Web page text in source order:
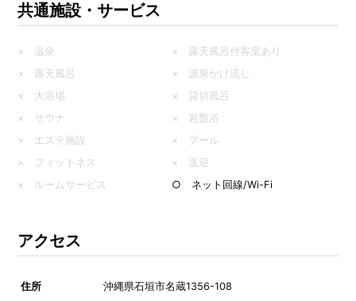
共通施設・サービス
× 温泉
× 露天風呂付客室あり
× 露天風呂
× 源泉かけ流し
× 大浴場
× 貸切風呂
× サウナ
× 岩盤浴
× エステ施設
× プール
× フィットネス
× 送迎
× ルームサービス
○ ネット回線/Wi-Fi
アクセス
住所 沖縄県石垣市名蔵1356-108